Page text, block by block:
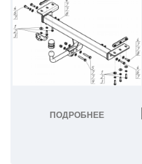
ПОДРОБНЕЕ